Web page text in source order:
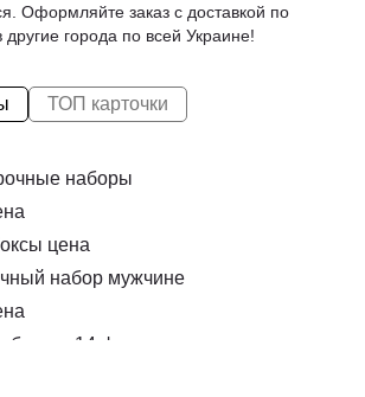
Оформляйте заказ с доставкой по
города по всей Украине!
ТОП карточки
наборы
цена
набор мужчине
к 14 февраля